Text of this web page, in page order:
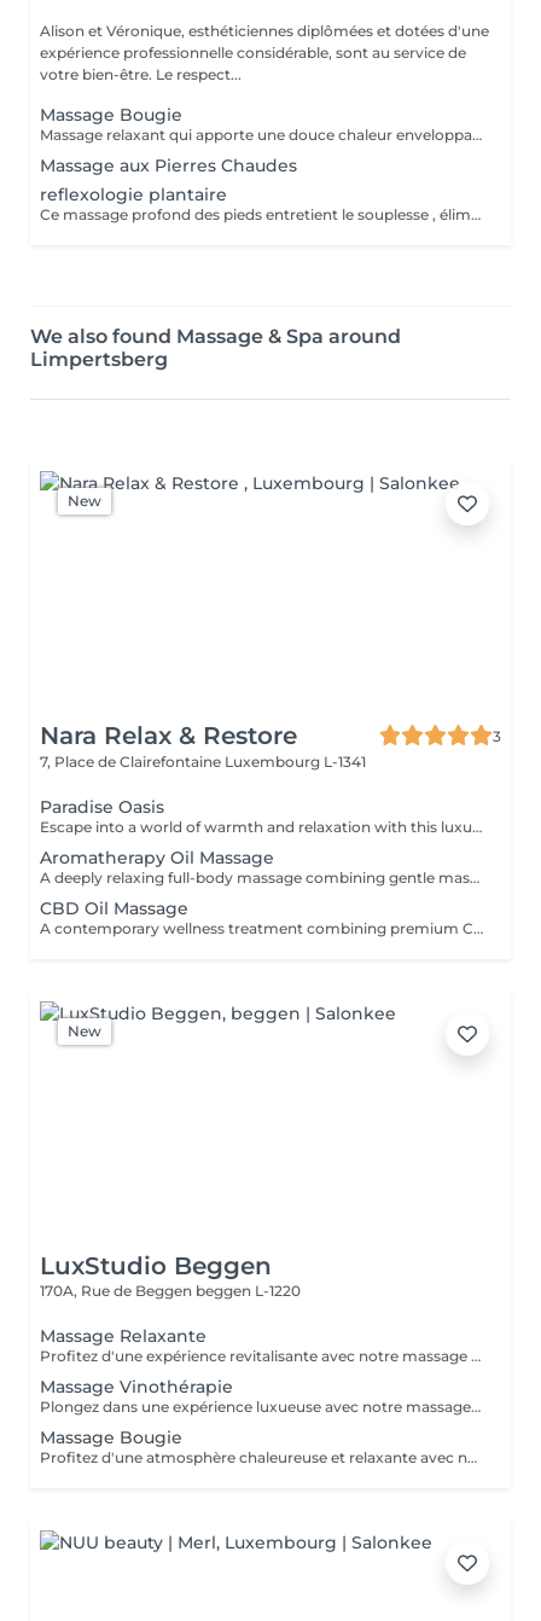
Alison et Véronique, esthéticiennes diplômées et dotées d'une
expérience professionnelle considérable, sont au service de
votre bien-être. Le respect...
Massage Bougie
Massage relaxant qui apporte une douce chaleur enveloppante pour une détente profonde et sensorielle. La cire fondue se transforme en huile soyeuse pour nourrir la peau et apaiser l'esprit.
Massage aux Pierres Chaudes
reflexologie plantaire
Ce massage profond des pieds entretient le souplesse , élimine les tensions , relaxe , favorise la circulation sanguine et rééquilibre les énergies .
We also found Massage & Spa around
Limpertsberg
New
Nara Relax & Restore
3
7, Place de Clairefontaine Luxembourg L-1341
Paradise Oasis
Escape into a world of warmth and relaxation with this luxurious wellness ritual. Combining a 90-minute Hot Stone Massage with a 30-minute Thai Foot Reflexology treatment, this package helps release deep muscular tension, improve circulation, and restore a sense of balance from head to toe. Includes: Hot Stone Massage 90 min Thai Foot Reflexology 30 min
Aromatherapy Oil Massage
A deeply relaxing full-body massage combining gentle massage techniques with carefully selected aromatic essential oils. The soothing aromas and flowing movements help ease muscle tension, reduce stress, calm the mind, and promote a lasting sense of well-being.
CBD Oil Massage
A contemporary wellness treatment combining premium CBD-infused oils with relaxing massage techniques. Designed for those seeking a peaceful pause from a busy lifestyle, this treatment helps soften muscular tension and encourages deep physical comfort.
New
LuxStudio Beggen
170A, Rue de Beggen beggen L-1220
Massage Relaxante
Profitez d'une expérience revitalisante avec notre massage relaxant de 40, 60 ou 90 minutes. Nos esthéticiennes utiliseront des techniques douces pour soulager les tensions musculaires, procurant une sensation de tranquillité. Le temps de préparation et d'installation de la cliente est inclus dans la période choisie, garantissant que chaque minute soit consacrée à votre bien-être. Profitez de ce moment pour rajeunir corps et esprit.
Massage Vinothérapie
Plongez dans une expérience luxueuse avec notre massage Vinothérapie de 40, 60 ou 90 minutes. Nos Esthetcienne experts utiliseront des techniques spécifiques, combinant les bienfaits du raisin pour apaiser vos muscles et offrir une sensation de détente profonde. Le temps de préparation et d'installation de la cliente est inclus dans la durée sélectionnée, garantissant une expérience dédiée à votre bien-être. Laissez-vous emporter par ce moment de délice, revitalisant à la fois votre corps et votre esprit.
Massage Bougie
Profitez d'une atmosphère chaleureuse et relaxante avec notre massage aux bougies de 40, 60 ou 90 minutes. Nos esthéticiennes spécialisées intègrent des bougies parfumées pour créer une ambiance paisible tout en appliquant des techniques douces visant à soulager les tensions musculaires. Le temps de préparation et d'installation de la cliente est inclus dans la période choisie, garantissant que chaque minute soit dédiée à votre bien-être. Offrez-vous une expérience de rajeunissement du corps et de l'esprit dans ce cadre serein.